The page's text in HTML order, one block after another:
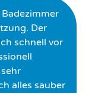
Der
schnell vor
alles sauber